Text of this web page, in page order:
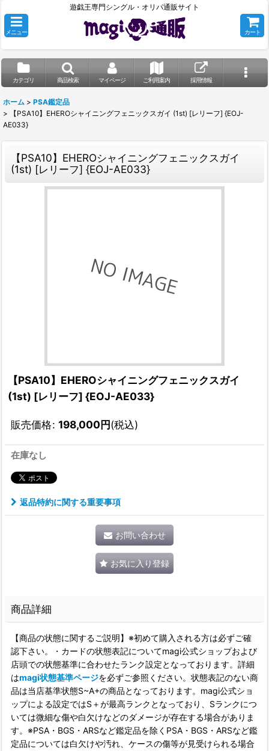
遊戯王専門シングル・オリパ通販サイト
メニュー カート
カテゴリ 商品検索 マイページ ご利用案内 採用情報
ホーム > PSA鑑定品
>
【PSA10】EHEROシャイニングフェニックスガイ (1st) [レリーフ] {EOJ-
AE033}
【PSA10】EHEROシャイニングフェニックスガイ
(1st) [レリーフ] {EOJ-AE033}
【PSA10】EHEROシャイニングフェニックスガイ
(1st) [レリーフ] {EOJ-AE033}
販売価格: 198,000円(税込)
在庫なし
返品特約に関する重要事項
お問い合わせ
お気に入り登録
商品詳細
【商品の状態に関するご説明】※初めて購入される方は必ずご確
認下さい。・カードの状態表記についてmagi公式ショップおよび
店頭での状態基準に合わせたランク設定となっております。詳細
はmagi状態基準ページを必ずご参照ください。状態表記のない商
品は当店基準状態S~A+の商品となっております。magi公式ショ
ップによる設定ではS＋が最高ランクとなっており、Sランクにつ
いては微細な傷や白欠けなどのダメージが存在する場合がありま
す。※PSA・BGS・ARSなど鑑定品を除くPSA・BGS・ARSなど鑑
定品については白欠けや汚れ、ケースの傷等が見受けられる場合